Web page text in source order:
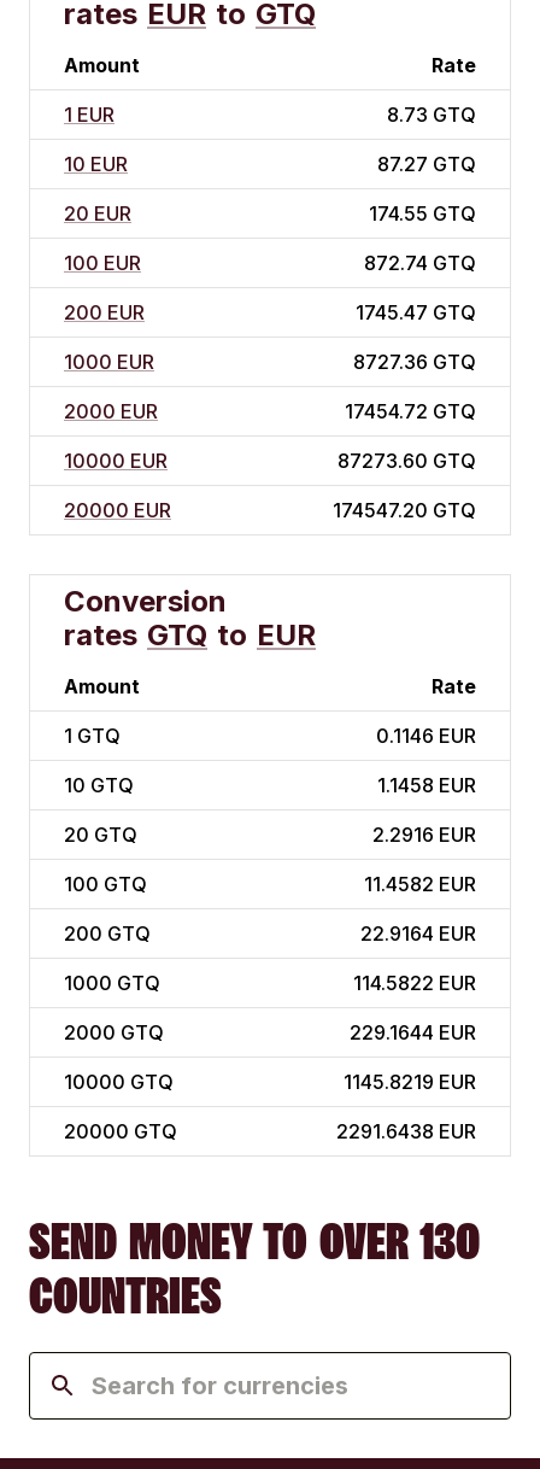
rates EUR to GTQ
Amount Rate
1 EUR 8.73 GTQ
10 EUR 87.27 GTQ
20 EUR 174.55 GTQ
100 EUR 872.74 GTQ
200 EUR 1745.47 GTQ
1000 EUR 8727.36 GTQ
2000 EUR 17454.72 GTQ
10000 EUR 87273.60 GTQ
20000 EUR 174547.20 GTQ
Conversion
rates GTQ to EUR
Amount Rate
1 GTQ 0.1146 EUR
10 GTQ 1.1458 EUR
20 GTQ 2.2916 EUR
100 GTQ 11.4582 EUR
200 GTQ 22.9164 EUR
1000 GTQ 114.5822 EUR
2000 GTQ 229.1644 EUR
10000 GTQ 1145.8219 EUR
20000 GTQ 2291.6438 EUR
SEND MONEY TO OVER 130
COUNTRIES